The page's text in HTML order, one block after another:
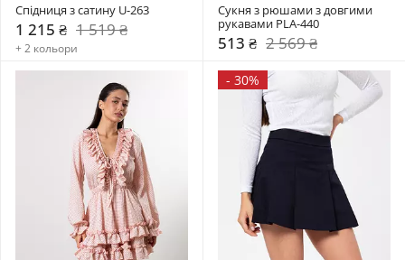
Спідниця з сатину U-263
1 215 ₴ 1 519 ₴
+ 2 кольори
Сукня з рюшами з довгими
рукавами PLA-440
513 ₴ 2 569 ₴
- 30%